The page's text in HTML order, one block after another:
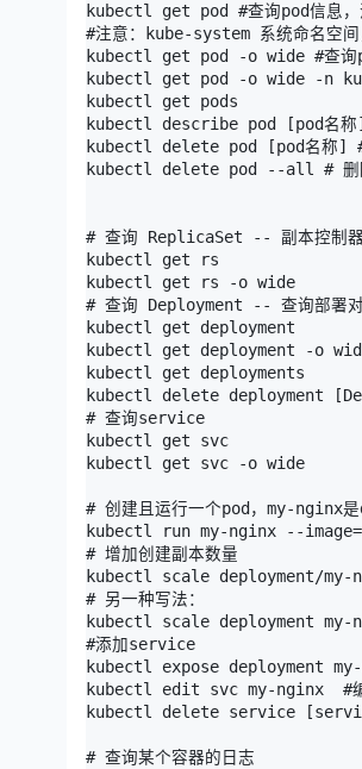
kubectl get pod #查询pod信息，
#注意：kube-system 系统命名
kubectl get pod -o wide #查询
kubectl get pod -o wide -n kube-
kubectl get pods
kubectl describe pod [pod名称]
kubectl delete pod [pod名称]
kubectl delete pod --all # 删
# 查询 ReplicaSet -- 副本控制器
kubectl get rs
kubectl get rs -o wide
# 查询 Deployment -- 查询部署
kubectl get deployment
kubectl get deployment -o
kubectl get deployments
kubectl delete deployment
# 查询service
kubectl get svc
kubectl get svc -o wide
# 创建且运行一个pod，my-nginx
kubectl run my-nginx --
# 增加创建副本数量
kubectl scale deployment/my-
# 另一种写法：
kubectl scale deployment
#添加service
kubectl expose deployment
kubectl edit svc my-nginx  #编
kubectl delete service
# 查询某个容器的日志